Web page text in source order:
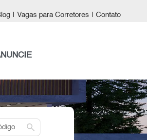
Vagas para Corretores Contato
search